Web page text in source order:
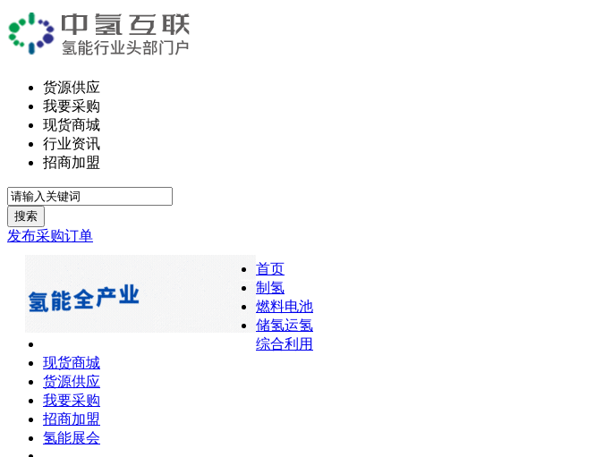
货源供应
我要采购
现货商城
行业资讯
招商加盟
搜索
发布采购订单
首页
制氢
燃料电池
储氢运氢
综合利用
现货商城
货源供应
我要采购
招商加盟
氢能展会